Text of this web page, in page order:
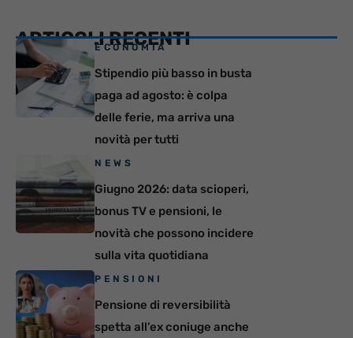
ARTICOLI RECENTI
ECONOMIA
Stipendio più basso in busta
paga ad agosto: è colpa
delle ferie, ma arriva una
novità per tutti
NEWS
Giugno 2026: data scioperi,
bonus TV e pensioni, le
novità che possono incidere
sulla vita quotidiana
PENSIONI
Pensione di reversibilità
spetta all’ex coniuge anche